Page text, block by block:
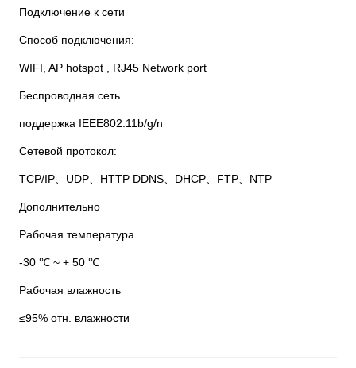
Подключение к сети
Способ подключения:
WIFI, AP hotspot , RJ45 Network port
Беспроводная сеть
поддержка IEEE802.11b/g/n
Сетевой протокол:
TCP/IP、UDP、HTTP DDNS、DHCP、FTP、NTP
Дополнительно
Рабочая температура
-30 ℃ ~ + 50 ℃
Рабочая влажность
≤95% отн. влажности